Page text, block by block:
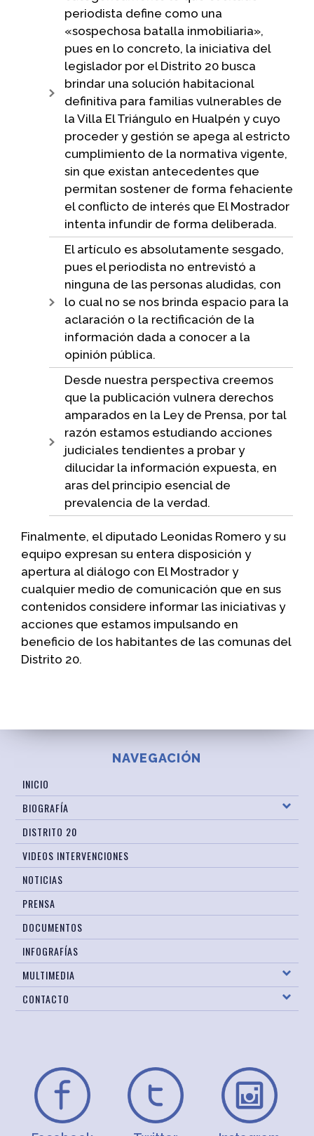
periodista define como una
«sospechosa batalla inmobiliaria»,
pues en lo concreto, la iniciativa del
legislador por el Distrito 20 busca
brindar una solución habitacional
definitiva para familias vulnerables de
la Villa El Triángulo en Hualpén y cuyo
proceder y gestión se apega al estricto
cumplimiento de la normativa vigente,
sin que existan antecedentes que
permitan sostener de forma fehaciente
el conflicto de interés que El Mostrador
intenta infundir de forma deliberada.
El artículo es absolutamente sesgado,
pues el periodista no entrevistó a
ninguna de las personas aludidas, con
lo cual no se nos brinda espacio para la
aclaración o la rectificación de la
información dada a conocer a la
opinión pública.
Desde nuestra perspectiva creemos
que la publicación vulnera derechos
amparados en la Ley de Prensa, por tal
razón estamos estudiando acciones
judiciales tendientes a probar y
dilucidar la información expuesta, en
aras del principio esencial de
prevalencia de la verdad.
Finalmente, el diputado Leonidas Romero y su
equipo expresan su entera disposición y
apertura al diálogo con El Mostrador y
cualquier medio de comunicación que en sus
contenidos considere informar las iniciativas y
acciones que estamos impulsando en
beneficio de los habitantes de las comunas del
Distrito 20.
NAVEGACIÓN
INICIO
BIOGRAFÍA
DISTRITO 20
VIDEOS INTERVENCIONES
NOTICIAS
PRENSA
DOCUMENTOS
INFOGRAFÍAS
MULTIMEDIA
CONTACTO